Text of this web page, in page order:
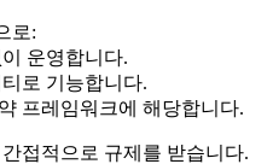
로:
운영합니다.
로 기능합니다.
프레임워크에 해당합니다.
접적으로 규제를 받습니다.